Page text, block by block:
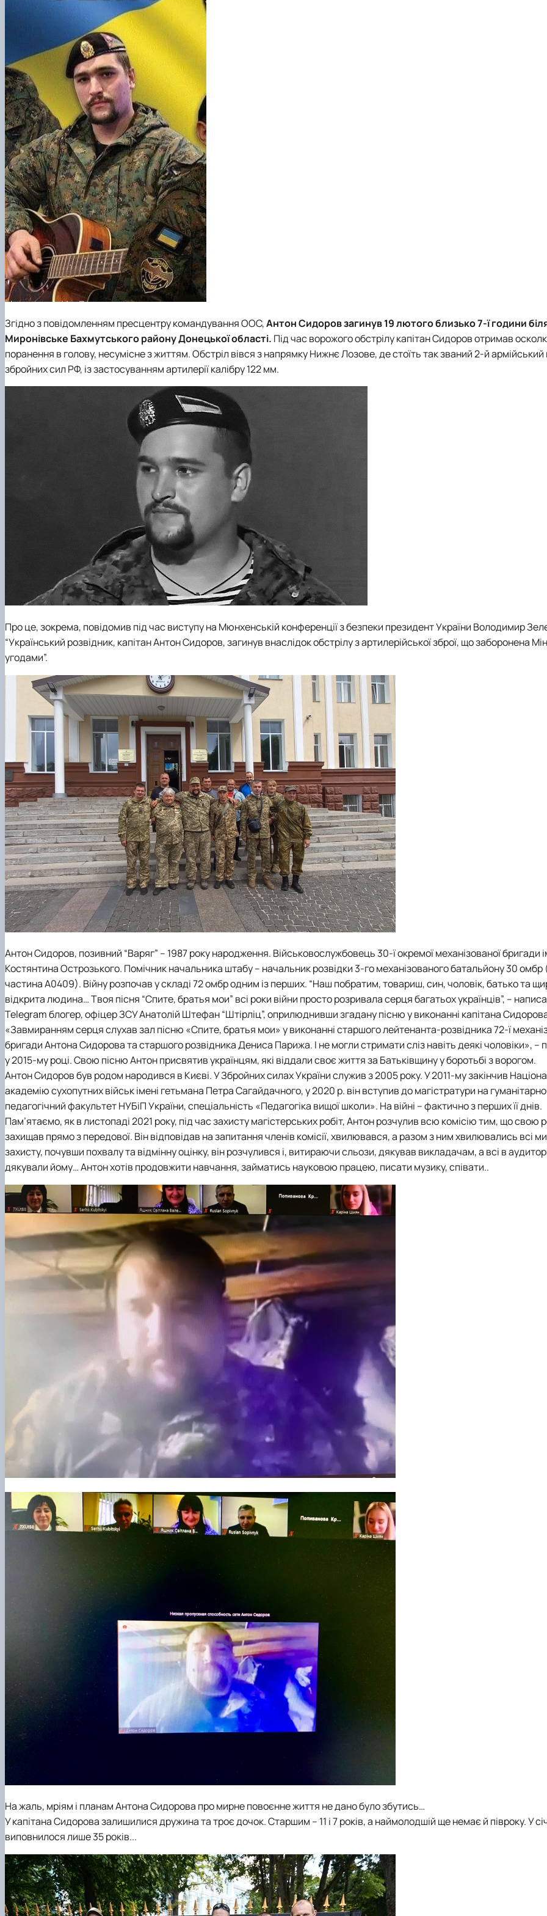
Згідно з повідомленням пресцентру командування ООС,Антон Сидоровзагинув 19 лютого близько 7-ї години
Миронівське Бахмутського району Донецької області. Під час ворожого обстрілу капітан Сидоров отримав
поранення в голову, несумісне з життям. Обстріл вівся з напрямку Нижнє Лозове, де стоїть так званий 2-й армійський
збройних сил РФ, із застосуванням артилерії калібру 122 мм.
Про це, зокрема, повідомив під час виступу на Мюнхенській конференції з безпеки президент України Володимир
“Український розвідник, капітан Антон Сидоров, загинув внаслідок обстрілу з артилерійської зброї, що заборонена
угодами”.
Антон Сидоров, позивний “Варяг” – 1987 року народження. Військовослужбовець 30-ї окремої механізованої бригади
Костянтина Острозького. Помічник начальника штабу – начальник розвідки 3-го механізованого батальйону 30 омбр
частина А0409). Війну розпочав у складі 72 омбр одним із перших. “Наш побратим, товариш, син, чоловік, батько та
відкрита людина… Твоя пісня “Спите, братья мои” всі роки війни просто розривала серця багатьох українців”, –
Telegram блогер, офіцер ЗСУ Анатолій Штефан “Штірліц”, оприлюднивши згадану пісню у виконанні капітана
«Завмиранням серця слухав зал пісню «Спите, братья мои» у виконанні старшого лейтенанта-розвідника 72-ї
бригади Антона Сидорова та старшого розвідника Дениса Парижа. І не могли стримати сліз навіть деякі чоловіки», –
у 2015-му році. Свою пісню Антон присвятив українцям, які віддали своє життя за Батьківщину у боротьбі з ворогом.
Антон Сидоров був родом народився в Києві. У Збройних силах України служив з 2005 року. У 2011-му закінчив
академію сухопутних військ імені гетьмана Петра Сагайдачного, у 2020 р. він вступив до магістратури на
педагогічний факультет НУБіП України, спеціальність «Педагогіка вищої школи». На війні – фактично з перших її днів.
Пам’ятаємо, як в листопаді 2021 року, під час захисту магістерських робіт, Антон розчулив всю комісію тим, що свою
захищав прямо з передової. Він відповідав на запитання членів комісії, хвилювався, а разом з ним хвилювались всі
захисту, почувши похвалу та відмінну оцінку, він розчулився і, витираючи сльози, дякував викладачам, а всі в
дякували йому… Антон хотів продовжити навчання, займатись науковою працею, писати музику, співати..
На жаль, мріям і планам Антона Сидорова про мирне повоєнне життя не дано було збутись…
У капітана Сидорова залишилися дружина та троє дочок. Старшим – 11 і 7 років, а наймолодшій ще немає й півроку. У
виповнилося лише 35 років...